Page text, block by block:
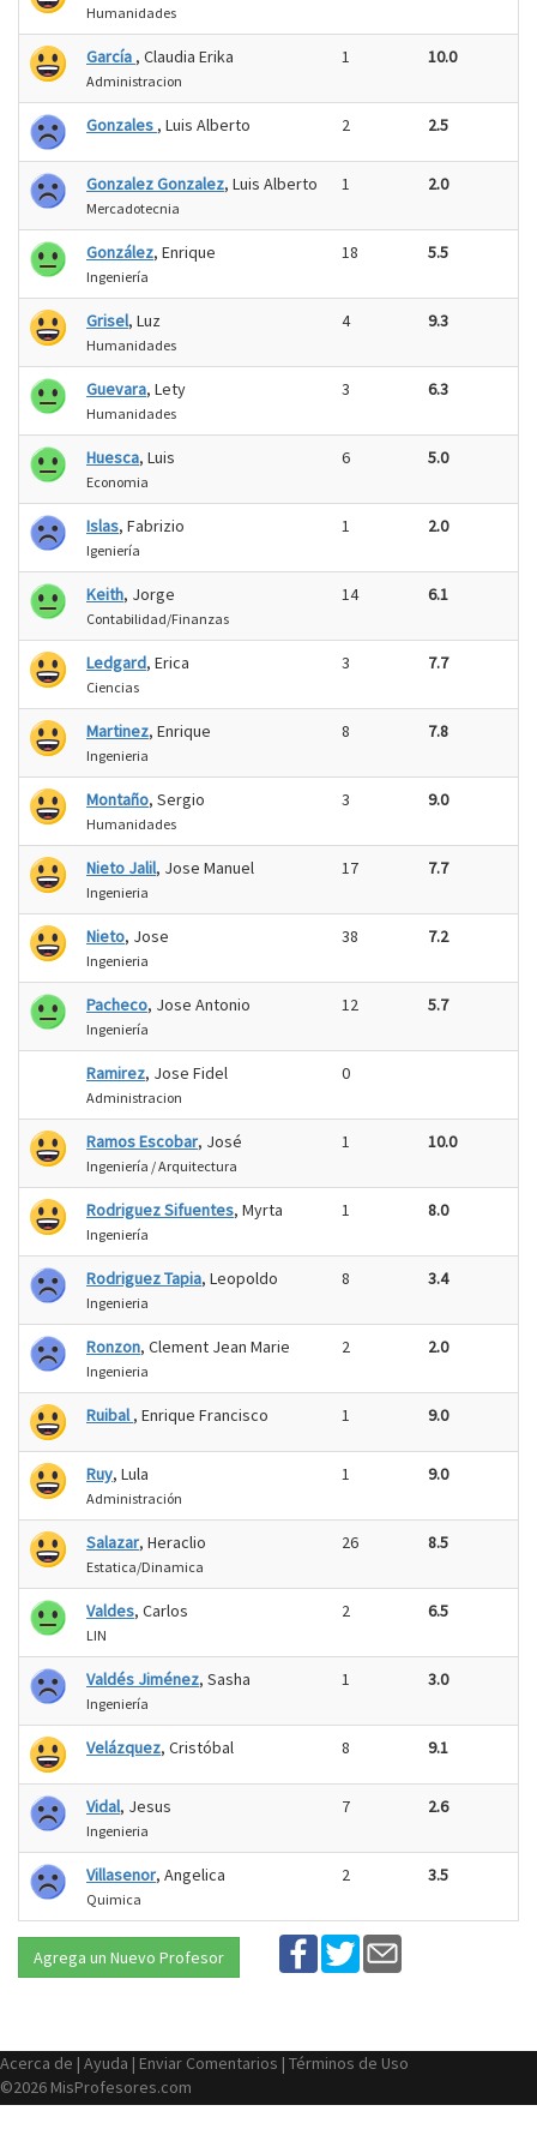
Humanidades
García , Claudia Erika
Administracion
1 10.0
Gonzales , Luis Alberto 2 2.5
Gonzalez Gonzalez, Luis Alberto
Mercadotecnia
1 2.0
González, Enrique
Ingeniería
18 5.5
Grisel, Luz
Humanidades
4 9.3
Guevara, Lety
Humanidades
3 6.3
Huesca, Luis
Economia
6 5.0
Islas, Fabrizio
Igeniería
1 2.0
Keith, Jorge
Contabilidad/Finanzas
14 6.1
Ledgard, Erica
Ciencias
3 7.7
Martinez, Enrique
Ingenieria
8 7.8
Montaño, Sergio
Humanidades
3 9.0
Nieto Jalil, Jose Manuel
Ingenieria
17 7.7
Nieto, Jose
Ingenieria
38 7.2
Pacheco, Jose Antonio
Ingeniería
12 5.7
Ramirez, Jose Fidel
Administracion
0
Ramos Escobar, José
Ingeniería / Arquitectura
1 10.0
Rodriguez Sifuentes, Myrta
Ingeniería
1 8.0
Rodriguez Tapia, Leopoldo
Ingenieria
8 3.4
Ronzon, Clement Jean Marie
Ingenieria
2 2.0
Ruibal, Enrique Francisco 1 9.0
Ruy, Lula
Administración
1 9.0
Salazar, Heraclio
Estatica/Dinamica
26 8.5
Valdes, Carlos
LIN
2 6.5
Valdés Jiménez, Sasha
Ingeniería
1 3.0
Velázquez, Cristóbal 8 9.1
Vidal, Jesus
Ingenieria
7 2.6
Villasenor, Angelica
Quimica
2 3.5
Agrega un Nuevo Profesor
Acerca de | Ayuda | Enviar Comentarios | Términos de Uso
©2026 MisProfesores.com